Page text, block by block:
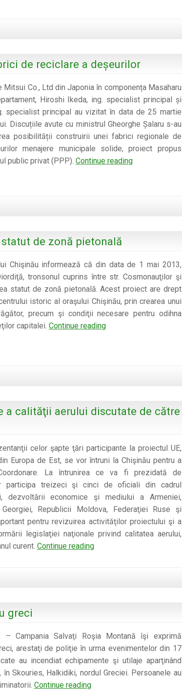
orașe
România
de reciclare a deșeurilor
Mitsui Co., Ltd din Japonia în componența Masaharu
Hiroshi Ikeda, ing. specialist principal și
specialist principal au vizitat în data de 25 martie
Discuțiile avute cu ministrul Gheorghe Șalaru s-au
posibilității construirii unei fabrici regionale de
menajere municipale solide, proiect propus
public privat (PPP). Continue readingJaponia
deșeurilor
de zonă pietonală
Chişinău informează că din data de 1 mai 2013,
tronsonul cuprins între str. Cosmonauţilor şi
statut de zonă pietonală. Acest proiect are drept
istoric al oraşului Chişinău, prin crearea unui
precum şi condiţii necesare pentru odihna
capitalei. Continue readingDin
va
de
zonă
pietonală
a calităţii aerului discutate de către
celor şapte ţări participante la proiectul UE,
Europa de Est, se vor întruni la Chişinău pentru a
La întrunirea ce va fi prezidată de
participa treizeci şi cinci de oficiali din cadrul
dezvoltării economice şi mediului a Armeniei,
Republicii Moldova, Federaţiei Ruse şi
pentru revizuirea activităţilor proiectului şi a
legislaţiei naţionale privind calitatea aerului,
curent. Continue readingPaşi
aerului
discutate
către
greci
Campania Salvaţi Roşia Montană îşi exprimă
arestaţi de poliţie în urma evenimentelor din 17
au incendiat echipamente şi utilaje aparţinând
Skouries, Halkidiki, nordul Greciei. Persoanele au
Continue readingMesaj